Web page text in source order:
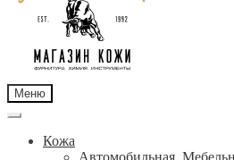
Меню
Кожа
Автомобильная,